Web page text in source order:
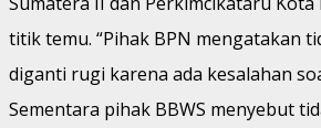
titik temu. “Pihak BPN mengatakan
diganti rugi karena ada kesalahan
Sementara pihak BBWS menyebut